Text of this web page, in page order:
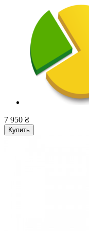
7 950 ₴
Купить